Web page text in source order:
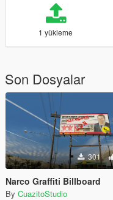
1 yükleme
Son Dosyalar
301
Narco Graffiti Billboard
By CuazitoStudio